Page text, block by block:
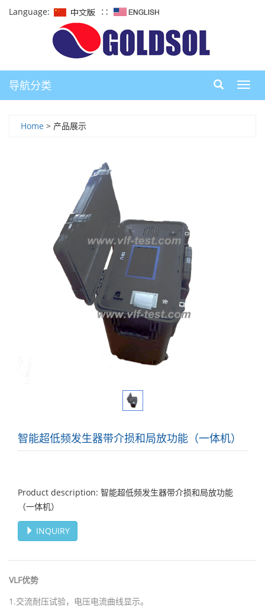
Language: ∷
导
航
导航分类
Home > 产品展示
智能超低频发生器带介损和局放功能（一体机）
Product description: 智能超低频发生器带介损和局放功能
（一体机）
INQUIRY
VLF优势
1.交流耐压试验，电压电流曲线显示。